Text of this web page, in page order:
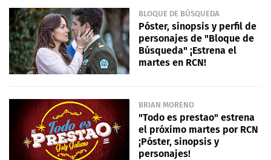
BLOQUE DE BÚSQUEDA
Póster, sinopsis y perfil de
personajes de "Bloque de
Búsqueda" ¡Estrena el
martes en RCN!
BRIAN MORENO
"Todo es prestao" estrena
el próximo martes por RCN
¡Póster, sinopsis y
personajes!